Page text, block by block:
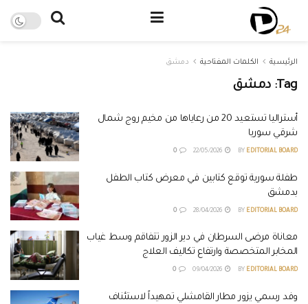
الرئيسية الكلمات المفتاحية دمشق
Tag: دمشق
أستراليا تستعيد 20 من رعاياها من مخيم روج شمال
شرقي سوريا
BY EDITORIAL BOARD
طفلة سورية توقع كتابين في معرض كتاب الطفل
بدمشق
BY EDITORIAL BOARD
معاناة مرضى السرطان في دير الزور تتفاقم وسط غياب
المخابر المتخصصة وارتفاع تكاليف العلاج
BY EDITORIAL BOARD
وفد رسمي يزور مطار القامشلي تمهيداً لاستئناف